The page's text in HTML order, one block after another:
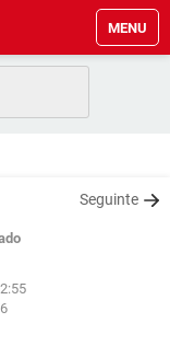
MENU
Seguinte